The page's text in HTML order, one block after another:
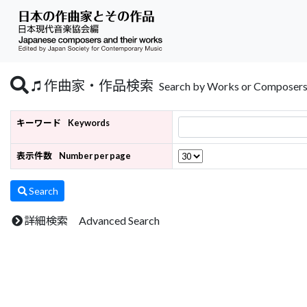
作曲家・作品検索 Search by Works or Composers
キーワード Keywords
表示件数 Number per page
Search
詳細検索 Advanced Search